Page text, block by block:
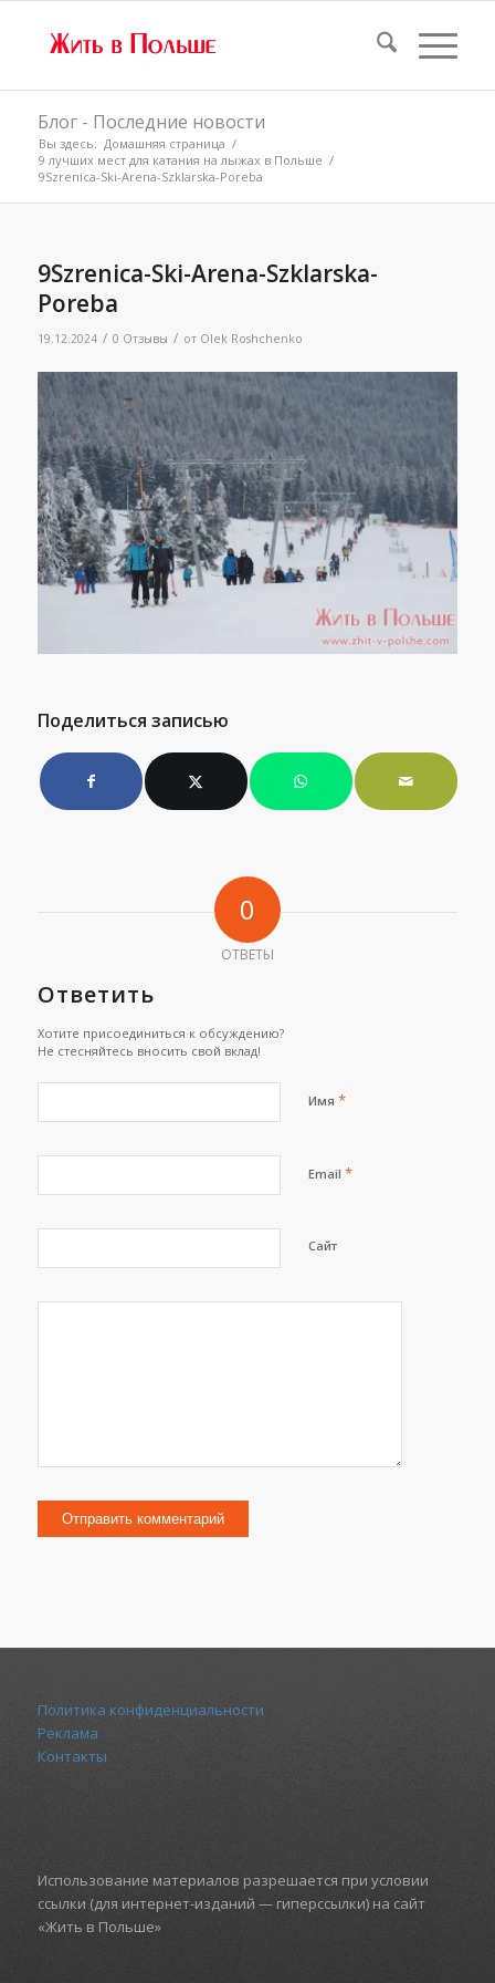
Блог - Последние новости
Вы здесь: Домашняя страница /
9 лучших мест для катания на лыжах в Польше /
9Szrenica-Ski-Arena-Szklarska-Poreba
9Szrenica-Ski-Arena-Szklarska-
Poreba
19.12.2024 / 0 Отзывы / от Olek Roshchenko
Поделиться записью
0
ОТВЕТЫ
Ответить
Хотите присоединиться к обсуждению?
Не стесняйтесь вносить свой вклад!
Имя *
Email *
Сайт
Политика конфиденциальности
Реклама
Контакты
Использование материалов разрешается при условии
ссылки (для интернет-изданий — гиперссылки) на сайт
«Жить в Польше»